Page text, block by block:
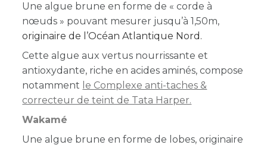
Une algue brune en forme de « corde à
nœuds » pouvant mesurer jusqu’à 1,50m,
originaire de l’Océan Atlantique Nord.
Cette algue aux vertus nourrissante et
antioxydante, riche en acides aminés, compose
notamment le Complexe anti-taches &
correcteur de teint de Tata Harper.
Wakamé
Une algue brune en forme de lobes, originaire